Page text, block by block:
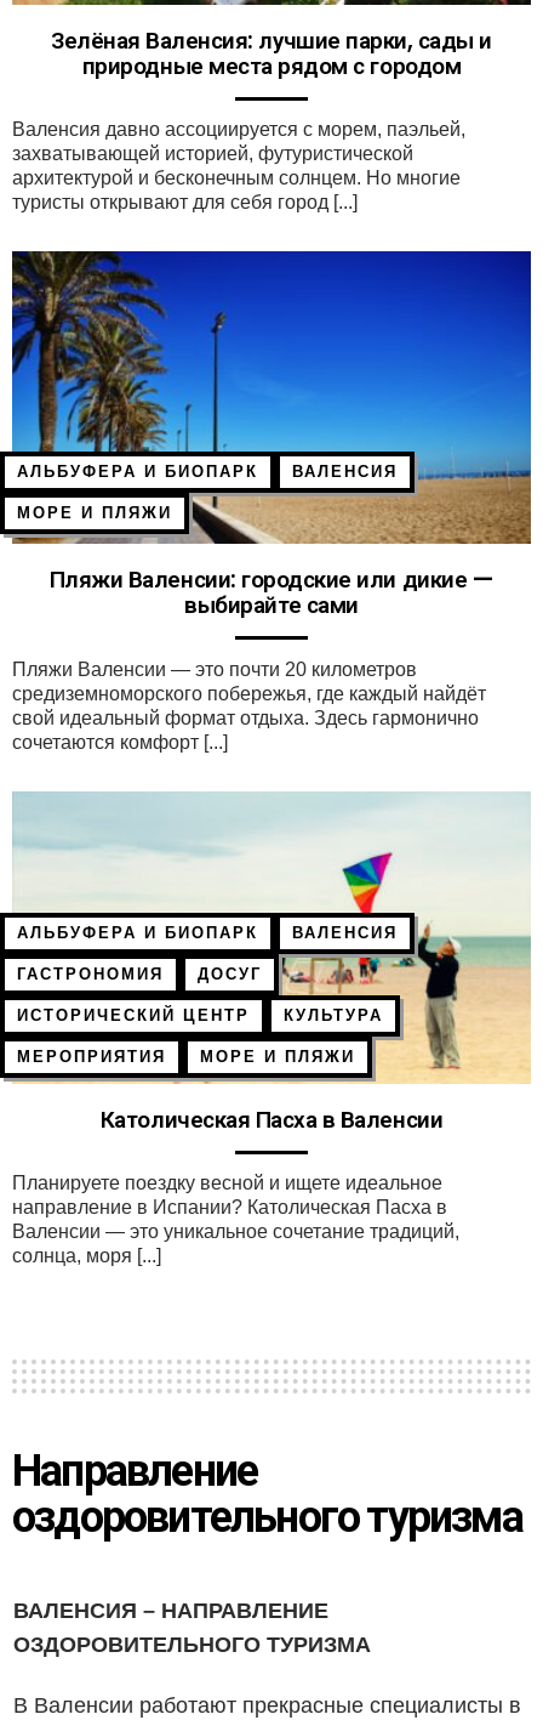
Зелёная Валенсия: лучшие парки, сады и
природные места рядом с городом
Валенсия давно ассоциируется с морем, паэльей,
захватывающей историей, футуристической
архитектурой и бесконечным солнцем. Но многие
туристы открывают для себя город [...]
АЛЬБУФЕРА И БИОПАРК ВАЛЕНСИЯ
МОРЕ И ПЛЯЖИ
Пляжи Валенсии: городские или дикие —
выбирайте сами
Пляжи Валенсии — это почти 20 километров
средиземноморского побережья, где каждый найдёт
свой идеальный формат отдыха. Здесь гармонично
сочетаются комфорт [...]
АЛЬБУФЕРА И БИОПАРК ВАЛЕНСИЯ
ГАСТРОНОМИЯ ДОСУГ
ИСТОРИЧЕСКИЙ ЦЕНТР КУЛЬТУРА
МЕРОПРИЯТИЯ МОРЕ И ПЛЯЖИ
Католическая Пасха в Валенсии
Планируете поездку весной и ищете идеальное
направление в Испании? Католическая Пасха в
Валенсии — это уникальное сочетание традиций,
солнца, моря [...]
Направление
оздоровительного туризма
ВАЛЕНСИЯ – НАПРАВЛЕНИЕ
ОЗДОРОВИТЕЛЬНОГО ТУРИЗМА
В Валенсии работают прекрасные специалисты в